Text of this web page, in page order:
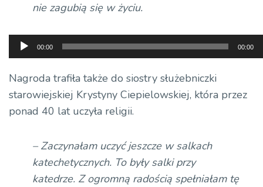
nie zagubią się w życiu.
Odtwarzacz
plików
dźwiękowych
00:00 00:00
Nagroda trafiła także do siostry służebniczki
starowiejskiej Krystyny Ciepielowskiej, która przez
ponad 40 lat uczyła religii.
– Zaczynałam uczyć jeszcze w salkach
katechetycznych. To były salki przy
katedrze. Z ogromną radością spełniałam tę